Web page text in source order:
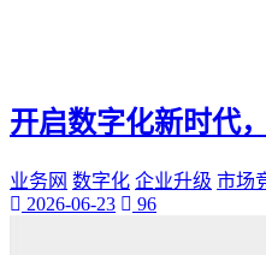
开启数字化新时代
业务网 数字化 企业升级 市场
2026-06-23
96